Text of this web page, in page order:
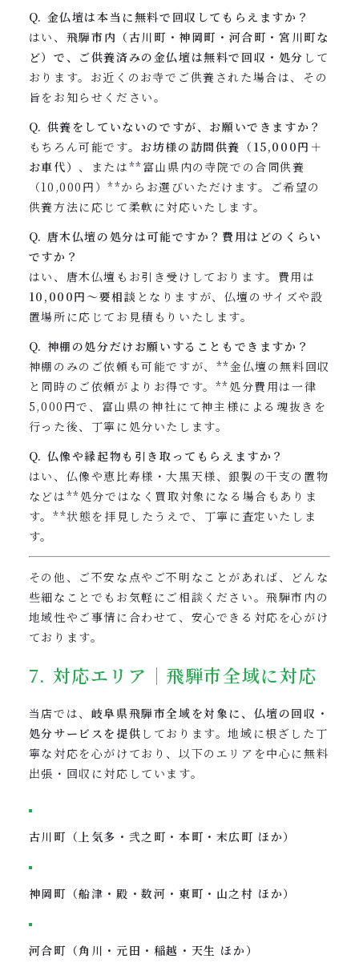
Q. 金仏壇は本当に無料で回収してもらえますか？
はい、 飛騨市内（古川町・神岡町・河合町・宮川町な
ど）で、ご供養済みの金仏壇は無料で回収・処分 して
おります。お近くのお寺でご供養された場合は、その
旨をお知らせください。
Q. 供養をしていないのですが、お願いできますか？
もちろん可能です。 お坊様の訪問供養（15,000円＋
お車代）、または**富山県内の寺院での合同供養
（10,000円）**からお選びいただけます。ご希望の
供養方法に応じて柔軟に対応いたします。
Q. 唐木仏壇の処分は可能ですか？費用はどのくらい
ですか？
はい、唐木仏壇もお引き受けしております。費用は
10,000円〜要相談 となりますが、仏壇のサイズや設
置場所に応じてお見積もりいたします。
Q. 神棚の処分だけお願いすることもできますか？
神棚のみのご依頼も可能ですが、**金仏壇の無料回収
と同時のご依頼がよりお得です。**処分費用は一律
5,000円で、富山県の神社にて神主様による魂抜きを
行った後、丁寧に処分いたします。
Q. 仏像や縁起物も引き取ってもらえますか？
はい、仏像や恵比寿様・大黒天様、銀製の干支の置物
などは**処分ではなく買取対象になる場合もありま
す。**状態を拝見したうえで、丁寧に査定いたしま
す。
その他、ご不安な点やご不明なことがあれば、どんな
些細なことでもお気軽にご相談ください。飛騨市内の
地域性やご事情に合わせて、安心できる対応を心がけ
ております。
7. 対応エリア｜飛騨市全域に対応
当店では、 岐阜県飛騨市全域を対象に、仏壇の回収・
処分サービスを提供 しております。地域に根ざした丁
寧な対応を心がけており、以下のエリアを中心に無料
出張・回収に対応しています。
古川町（上気多・弐之町・本町・末広町 ほか）
神岡町（船津・殿・数河・東町・山之村 ほか）
河合町（角川・元田・稲越・天生 ほか）